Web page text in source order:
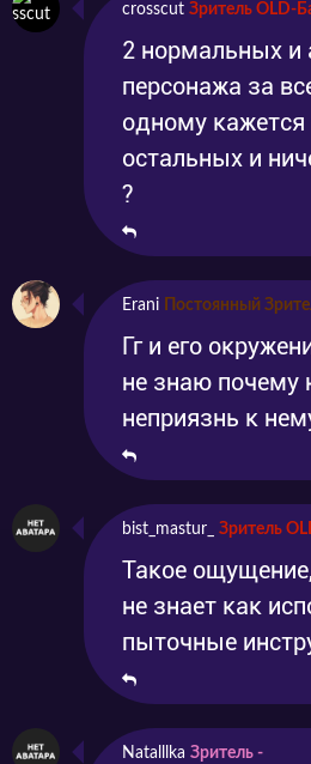
crosscut Зритель OLD-
2 нормальных и
персонажа за
одному кажется
остальных и
?
Erani Постоянный
Гг и его
не знаю почему
неприязнь к
bist_mastur_ Зритель
Такое
не знает как
пыточные
Natalllka Зритель -